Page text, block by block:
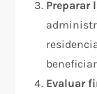
Preparar
Evaluar